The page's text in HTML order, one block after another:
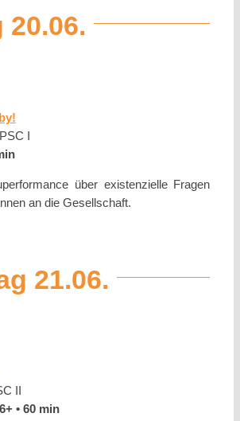
20.06.
I
über existenzielle Fragen
an die Gesellschaft.
21.06.
II
• 60 min